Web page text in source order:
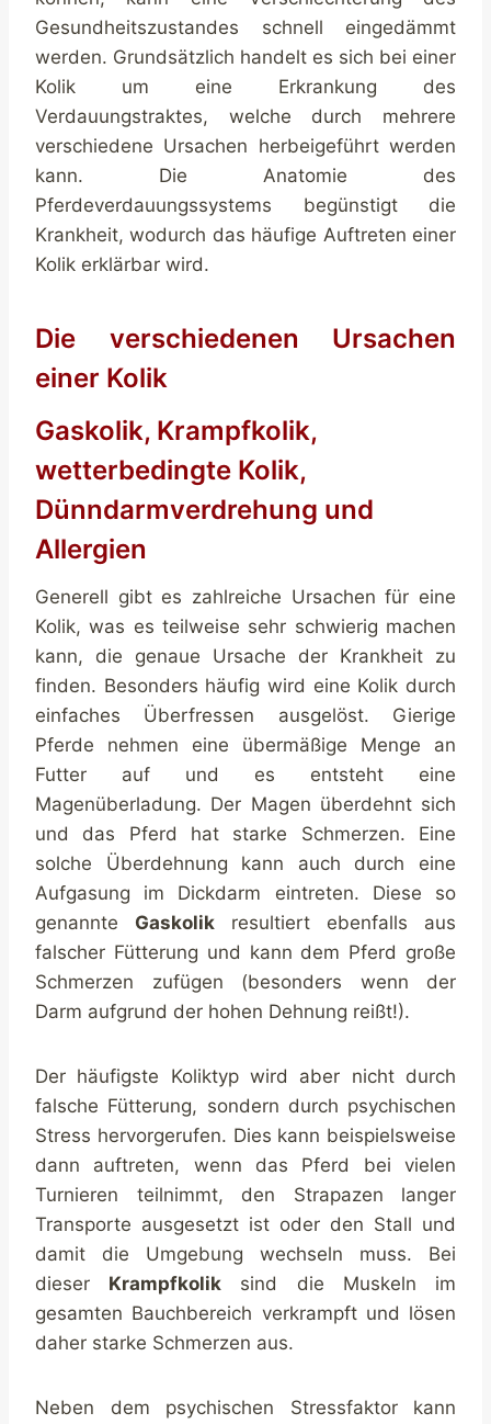
Gesundheitszustandes schnell eingedämmt
werden. Grundsätzlich handelt es sich bei einer
Kolik um eine Erkrankung des
Verdauungstraktes, welche durch mehrere
verschiedene Ursachen herbeigeführt werden
kann. Die Anatomie des
Pferdeverdauungssystems begünstigt die
Krankheit, wodurch das häufige Auftreten einer
Kolik erklärbar wird.
Die verschiedenen Ursachen
einer Kolik
Gaskolik, Krampfkolik,
wetterbedingte Kolik,
Dünndarmverdrehung und
Allergien
Generell gibt es zahlreiche Ursachen für eine
Kolik, was es teilweise sehr schwierig machen
kann, die genaue Ursache der Krankheit zu
finden. Besonders häufig wird eine Kolik durch
einfaches Überfressen ausgelöst. Gierige
Pferde nehmen eine übermäßige Menge an
Futter auf und es entsteht eine
Magenüberladung. Der Magen überdehnt sich
und das Pferd hat starke Schmerzen. Eine
solche Überdehnung kann auch durch eine
Aufgasung im Dickdarm eintreten. Diese so
genannte Gaskolik resultiert ebenfalls aus
falscher Fütterung und kann dem Pferd große
Schmerzen zufügen (besonders wenn der
Darm aufgrund der hohen Dehnung reißt!).
Der häufigste Koliktyp wird aber nicht durch
falsche Fütterung, sondern durch psychischen
Stress hervorgerufen. Dies kann beispielsweise
dann auftreten, wenn das Pferd bei vielen
Turnieren teilnimmt, den Strapazen langer
Transporte ausgesetzt ist oder den Stall und
damit die Umgebung wechseln muss. Bei
dieser Krampfkolik sind die Muskeln im
gesamten Bauchbereich verkrampft und lösen
daher starke Schmerzen aus.
Neben dem psychischen Stressfaktor kann